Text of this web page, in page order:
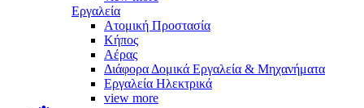
Εργαλεία
Aτομική Προστασία
Kήπος
Αέρας
Διάφορα Δομικά Εργαλεία & Μηχανήματα
Εργαλεία Ηλεκτρικά
view more